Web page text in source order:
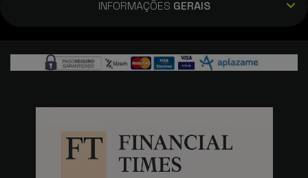
03/10/2025
Bastante robusto e resistente
especialmente com o valor com desconto.
Como sempre excelente serviço de entrega e
INFORMAÇÕES GERAIS